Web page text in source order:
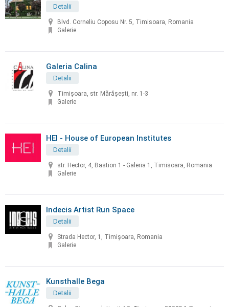
Detalii
Blvd. Corneliu Coposu Nr. 5, Timisoara, Romania
Galerie
Galeria Calina
Detalii
Timişoara, str. Mărăşeşti, nr. 1-3
Galerie
HEI - House of European Institutes
Detalii
str. Hector, 4, Bastion 1 - Galeria 1, Timisoara, Romania
Galerie
Indecis Artist Run Space
Detalii
Strada Hector, 1, Timișoara, Romania
Galerie
Kunsthalle Bega
Detalii